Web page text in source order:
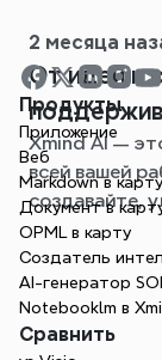
2 месяца
От идеи к
создания
Xmind AI —
всей вашей
создавайте,
Продукты
Приложение
Веб
Markdown в карту
Документ в
OPML в карту
Создатель
AI-генератор
Notebooklm в
Сравнить